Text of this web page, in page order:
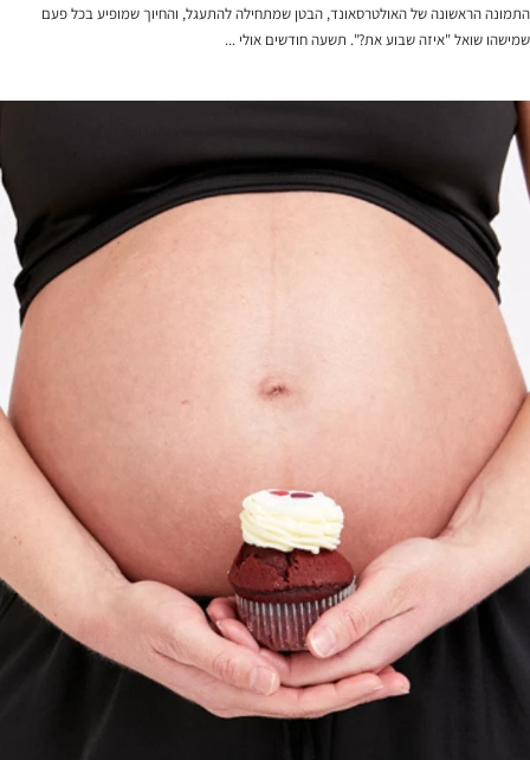
התמונה הראשונה של האולטרסאונד, הבטן שמתחילה להתעגל, והחיוך שמופיע בכל פעם
שמישהו שואל "איזה שבוע את?". תשעה חודשים אולי ...